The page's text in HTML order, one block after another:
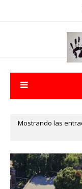
Mostrando las